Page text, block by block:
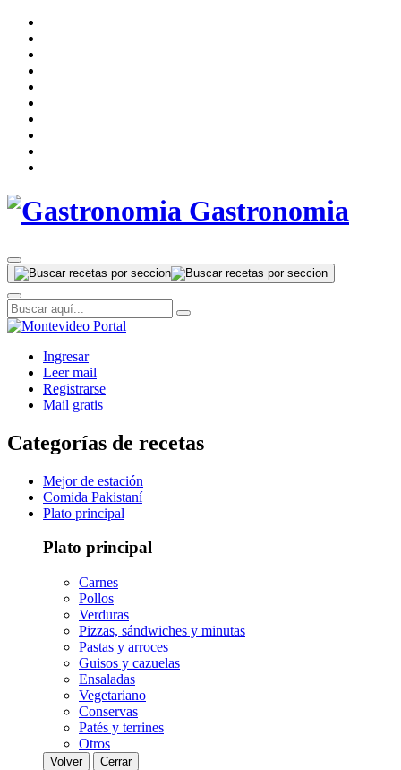
Gastronomia
Ingresar
Leer mail
Registrarse
Mail gratis
Categorías de recetas
Mejor de estación
Comida Pakistaní
Plato principal
Plato principal
Carnes
Pollos
Verduras
Pizzas, sándwiches y minutas
Pastas y arroces
Guisos y cazuelas
Ensaladas
Vegetariano
Conservas
Patés y terrines
Otros
Volver Cerrar